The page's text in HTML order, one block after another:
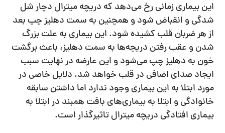
این بیماری زمانی رخ می‌دهد که دریچه میترال دچار شل
شدگی و انقباض ‌شود و همچنین به سمت دهلیز چپ بعد
از هر ضربان قلب کشیده شود. این بیماری به علت بزرگ
شدن و عقب رفتن دریچه‌ها به سمت دهلیز، باعث برگشت
خون به دهلیز چپ می‌شود و این عارضه در نهایت سبب
ایجاد صدای اضافی در قلب خواهد شد. دلایل خاصی در
مورد ابتلا به این بیماری وجود ندارد اما داشتن سابقه
خانوادگی و ابتلا به بیماری‌های بافت همبند در ابتلا به
بیماری افتادگی دریچه میترال تاثیرگذار است.